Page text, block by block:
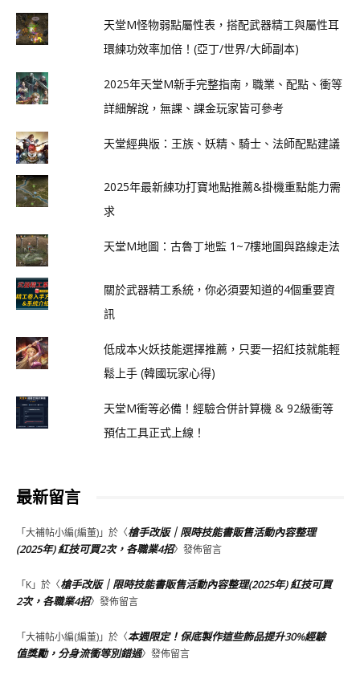
天堂M怪物弱點屬性表，搭配武器精工與屬性耳
環練功效率加倍！(亞丁/世界/大師副本)
2025年天堂M新手完整指南，職業、配點、衝等
詳細解說，無課、課金玩家皆可參考
天堂經典版：王族、妖精、騎士、法師配點建議
2025年最新練功打寶地點推薦&掛機重點能力需
求
天堂M地圖：古魯丁地監 1~7樓地圖與路線走法
關於武器精工系統，你必須要知道的4個重要資
訊
低成本火妖技能選擇推薦，只要一招紅技就能輕
鬆上手 (韓國玩家心得)
天堂M衝等必備！經驗合併計算機 & 92級衝等
預估工具正式上線！
最新留言
「大補帖小編(編董)」於〈槍手改版｜限時技能書販售活動內容整理
(2025年) 紅技可買2次，各職業4招〉發佈留言
「K」於〈槍手改版｜限時技能書販售活動內容整理(2025年) 紅技可買
2次，各職業4招〉發佈留言
「大補帖小編(編董)」於〈本週限定！保底製作這些飾品提升30%經驗
值獎勵，分身流衝等別錯過〉發佈留言